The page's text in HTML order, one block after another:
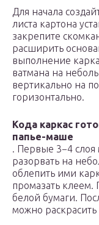
Для начала
листа картона
закрепите
расширить
выполнение
ватмана на
вертикально на
горизонтально.
Кода каркас
папье-маше
. Первые 3−4 слоя
разорвать на
облепить ими
промазать клеем.
белой бумаги.
можно